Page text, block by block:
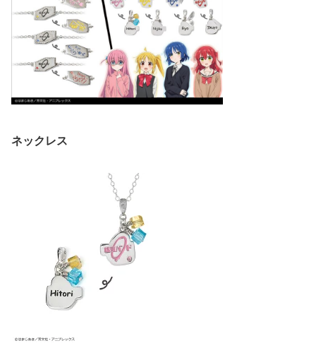
ネックレス